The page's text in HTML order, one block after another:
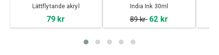
Lättflytande akryl
79 kr
India Ink 30ml
89 kr 62 kr